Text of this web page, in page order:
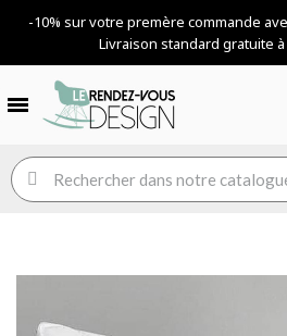
-10% sur votre premère commande
Livraison standard gratuite